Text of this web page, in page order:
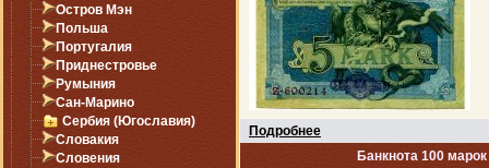
Остров Мэн
Польша
Португалия
Приднестровье
Румыния
Сан-Марино
Сербия (Югославия)
Словакия
Словения
Подробнее
Банкнота 100